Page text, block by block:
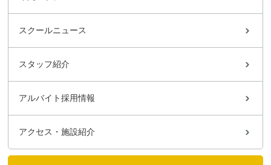
スクールニュース
スタッフ紹介
アルバイト採用情報
アクセス・施設紹介